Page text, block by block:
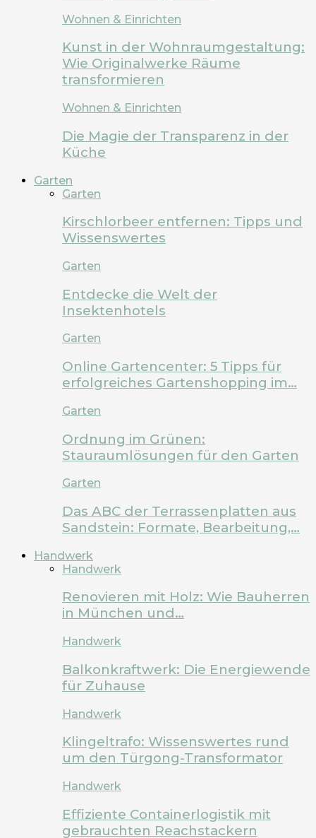
Wohnen & Einrichten
Kunst in der Wohnraumgestaltung:
Wie Originalwerke Räume
transformieren
Wohnen & Einrichten
Die Magie der Transparenz in der
Küche
Garten
Garten
Kirschlorbeer entfernen: Tipps und
Wissenswertes
Garten
Entdecke die Welt der
Insektenhotels
Garten
Online Gartencenter: 5 Tipps für
erfolgreiches Gartenshopping im…
Garten
Ordnung im Grünen:
Stauraumlösungen für den Garten
Garten
Das ABC der Terrassenplatten aus
Sandstein: Formate, Bearbeitung,…
Handwerk
Handwerk
Renovieren mit Holz: Wie Bauherren
in München und…
Handwerk
Balkonkraftwerk: Die Energiewende
für Zuhause
Handwerk
Klingeltrafo: Wissenswertes rund
um den Türgong-Transformator
Handwerk
Effiziente Containerlogistik mit
gebrauchten Reachstackern